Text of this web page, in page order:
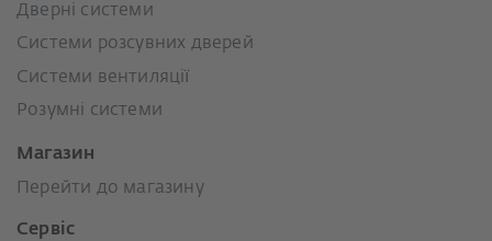
Дверні системи
Системи розсувних дверей
Системи вентиляції
Розумні системи
Магазин
Перейти до магазину
Сервіс